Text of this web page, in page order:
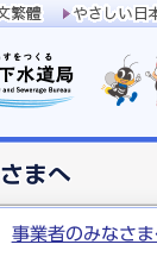
まへ
事業者のみなさ